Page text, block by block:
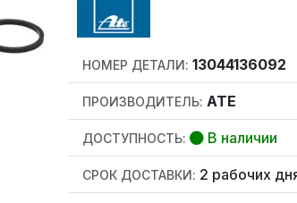
НОМЕР ДЕТАЛИ: 13044136092
ПРОИЗВОДИТЕЛЬ: ATE
ДОСТУПНОСТЬ: В наличии
СРОК ДОСТАВКИ: 2 рабочих